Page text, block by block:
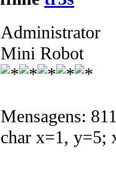
Administrator
Mini Robot
Mensagens:
char x=1, y=5;